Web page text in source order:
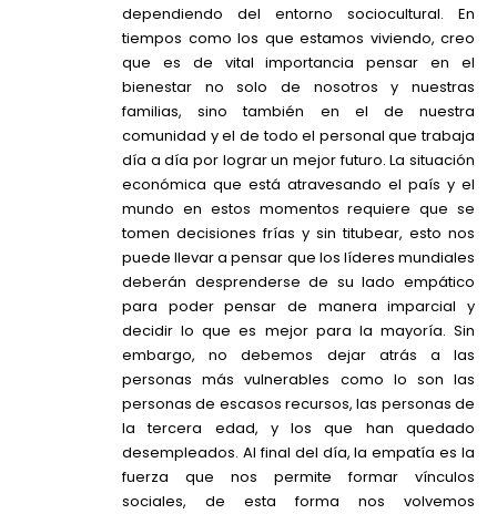
dependiendo del entorno sociocultural. En
tiempos como los que estamos viviendo, creo
que es de vital importancia pensar en el
bienestar no solo de nosotros y nuestras
familias, sino también en el de nuestra
comunidad y el de todo el personal que trabaja
día a día por lograr un mejor futuro. La situación
económica que está atravesando el país y el
mundo en estos momentos requiere que se
tomen decisiones frías y sin titubear, esto nos
puede llevar a pensar que los líderes mundiales
deberán desprenderse de su lado empático
para poder pensar de manera imparcial y
decidir lo que es mejor para la mayoría. Sin
embargo, no debemos dejar atrás a las
personas más vulnerables como lo son las
personas de escasos recursos, las personas de
la tercera edad, y los que han quedado
desempleados. Al final del día, la empatía es la
fuerza que nos permite formar vínculos
sociales, de esta forma nos volvemos